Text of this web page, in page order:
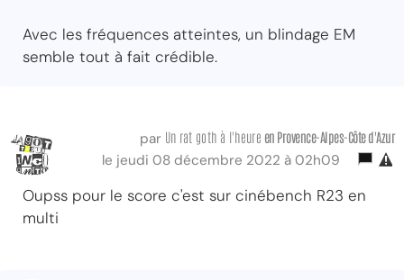
Avec les fréquences atteintes, un blindage EM
semble tout à fait crédible.
par Un rat goth à l'heure en Provence-Alpes-Côte d'Azur
le jeudi 08 décembre 2022 à 02h09
Oupss pour le score c'est sur cinébench R23 en
multi